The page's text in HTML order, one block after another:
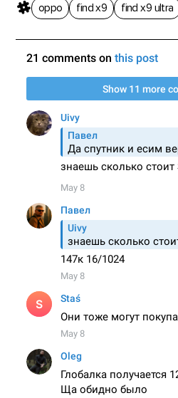
oppo find x9 find x9 ultra